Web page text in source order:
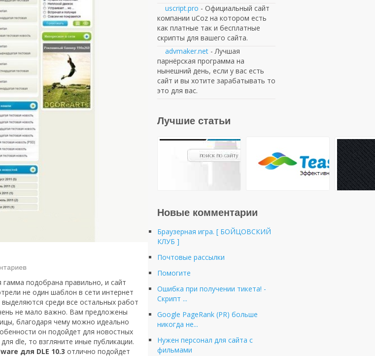
подобрана правильно, и сайт
не один шаблон в сети интернет
среди все остальных работ
не мало важно. Вам предложены
благодаря чему можно идеально
он подойдет для новостных
dle, то взгляните иные публикации.
для DLE 10.3 отлично подойдет
uscript.pro - Официальный сайт
компании uCoz на котором есть
как платные так и бесплатные
скрипты для вашего сайта.
advmaker.net - Лучшая
парнёрская программа на
нынешний день, если у вас есть
сайт и вы хотите зарабатывать то
это для вас.
Лучшие статьи
Новые комментарии
Браузерная игра. [ БОЙЦОВСКИЙ
КЛУБ ]
Почтовые рассылки
Помогите
Ошибка при получении тикета! -
Cкрипт ...
Google PageRank (PR) больше
никогда не...
Нужен персонал для сайта с
фильмами